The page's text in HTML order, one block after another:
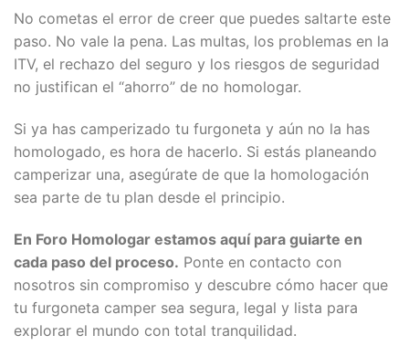
No cometas el error de creer que puedes saltarte este
paso. No vale la pena. Las multas, los problemas en la
ITV, el rechazo del seguro y los riesgos de seguridad
no justifican el “ahorro” de no homologar.
Si ya has camperizado tu furgoneta y aún no la has
homologado, es hora de hacerlo. Si estás planeando
camperizar una, asegúrate de que la homologación
sea parte de tu plan desde el principio.
En Foro Homologar estamos aquí para guiarte en
cada paso del proceso. Ponte en contacto con
nosotros sin compromiso y descubre cómo hacer que
tu furgoneta camper sea segura, legal y lista para
explorar el mundo con total tranquilidad.